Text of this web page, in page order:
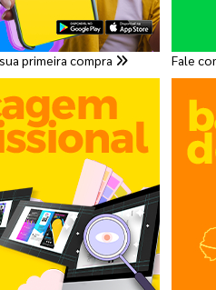
primeira compra Fale